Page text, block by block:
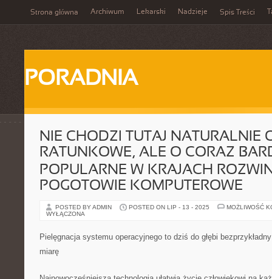
Strona główna Archiwum Lekarski Nadzieje Spis Treści
PORADNIA
NIE CHODZI TUTAJ NATURALNIE
RATUNKOWE, ALE O CORAZ
POPULARNE W KRAJACH
POGOTOWIE KOMPUTEROWE
POSTED BY ADMIN POSTED ON LIP - 13 - 2025
MOŻLIWOŚĆ
WYŁĄCZONA
Pielęgnacja systemu operacyjnego to dziś do głębi
miarę